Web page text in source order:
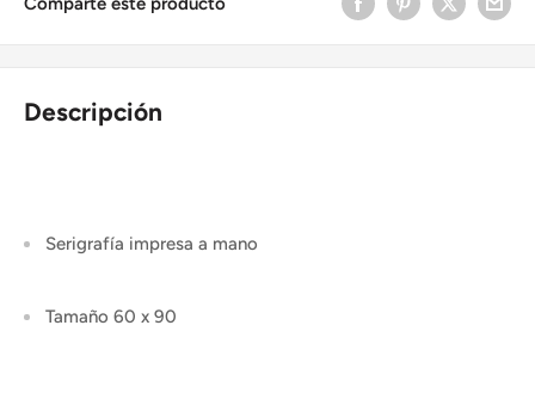
Descripción
Serigrafía impresa a mano
Tamaño 60 x 90